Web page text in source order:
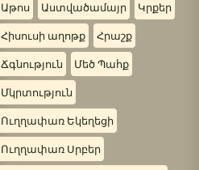
Աթոս Աստվածամայր Կրքեր
Հիսուսի աղոթք Հրաշք
Ճգնություն Մեծ Պահք
Մկրտություն
Ուղղափառ Եկեղեցի
Ուղղափառ Սրբեր